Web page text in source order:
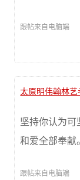
跟帖来自电脑端
太原明伟翰林
坚持你认为可
和爱全部奉献
跟帖来自电脑端